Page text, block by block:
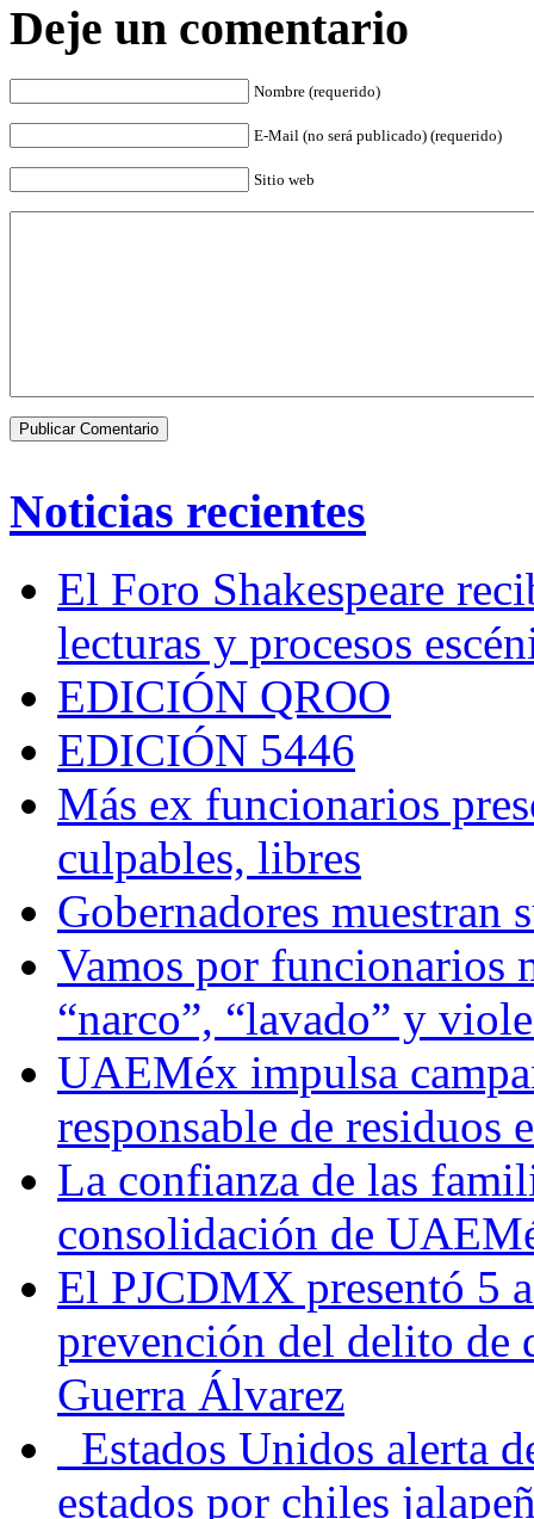
Deje un comentario
Nombre (requerido)
E-Mail (no será publicado) (requerido)
Sitio web
Noticias recientes
El Foro Shakespeare
lecturas y procesos
EDICIÓN QROO
EDICIÓN 5446
Más ex funcionarios
culpables, libres
Gobernadores muestran
Vamos por funcionarios
“narco”, “lavado” y
UAEMéx impulsa
responsable de residuos
La confianza de las
consolidación de
El PJCDMX presentó 5
prevención del delito de
Guerra Álvarez
Estados Unidos alerta
estados por chiles